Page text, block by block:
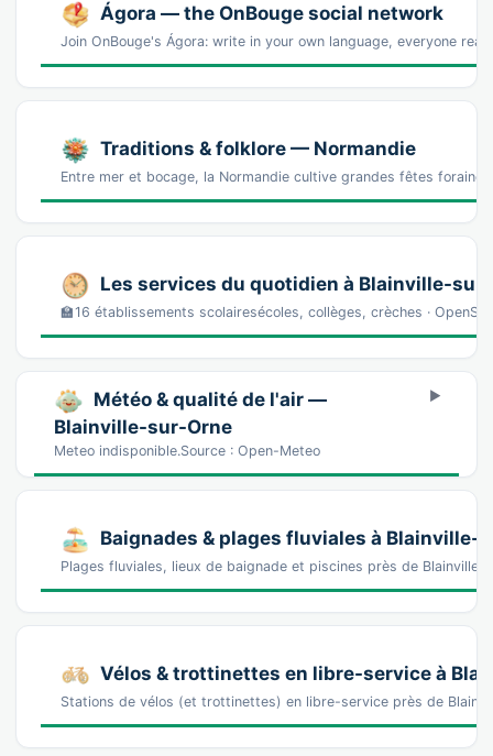
Ágora — the OnBouge social network
Join OnBouge's Ágora: write in your own language, everyone
Traditions & folklore — Normandie
Entre mer et bocage, la Normandie cultive grandes fêtes
Les services du quotidien à Blainville-
🏫16 établissements scolairesécoles, collèges, crèches ·
Météo & qualité de l'air —
Blainville-sur-Orne
Meteo indisponible.Source : Open-Meteo
Baignades & plages fluviales à Blainville-
Plages fluviales, lieux de baignade et piscines près de
Vélos & trottinettes en libre-service à
Stations de vélos (et trottinettes) en libre-service près de